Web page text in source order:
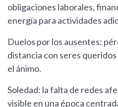
obligaciones laborales,
energía para actividades
Duelos por los ausentes:
distancia con seres
el ánimo.
Soledad: la falta de redes
visible en una época